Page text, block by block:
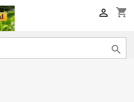
shopping_cart

